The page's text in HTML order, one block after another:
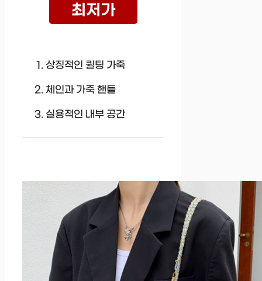
최저가
상징적인 퀼팅 가죽
체인과 가죽 핸들
실용적인 내부 공간